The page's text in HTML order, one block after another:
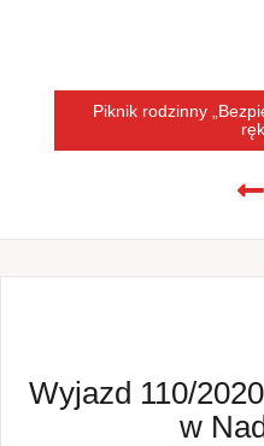
Piknik rodzinny
Wyjazd 110/
w